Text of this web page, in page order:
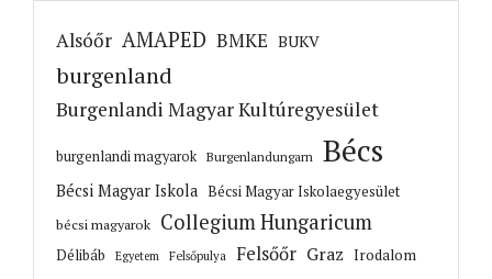
Alsóőr AMAPED BMKE BUKV
burgenland
Burgenlandi Magyar Kultúregyesület
burgenlandi magyarok Burgenlandungarn Bécs
Bécsi Magyar Iskola Bécsi Magyar Iskolaegyesület
bécsi magyarok Collegium Hungaricum
Délibáb Egyetem Felsőpulya Felsőőr Graz Irodalom